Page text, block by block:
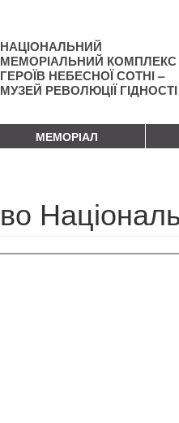
НАЦІОНАЛЬНИЙ
МЕМОРІАЛЬНИЙ КОМПЛЕКС
ГЕРОЇВ НЕБЕСНОЇ СОТНІ –
МУЗЕЙ РЕВОЛЮЦІЇ ГІДНОСТІ
МЕМОРІАЛ